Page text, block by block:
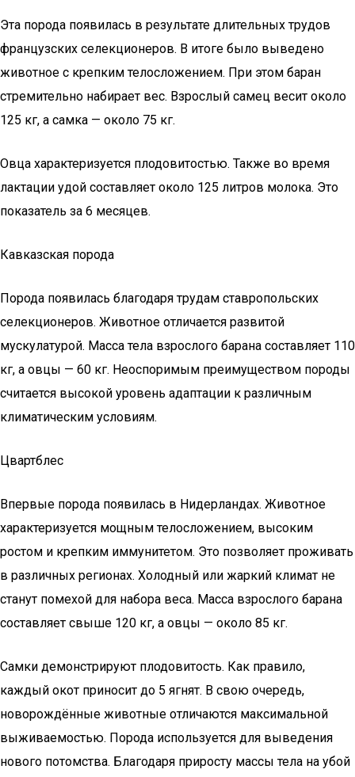
Эта порода появилась в результате длительных трудов
французских селекционеров. В итоге было выведено
животное с крепким телосложением. При этом баран
стремительно набирает вес. Взрослый самец весит около
125 кг, а самка — около 75 кг.
Овца характеризуется плодовитостью. Также во время
лактации удой составляет около 125 литров молока. Это
показатель за 6 месяцев.
Кавказская порода
Порода появилась благодаря трудам ставропольских
селекционеров. Животное отличается развитой
мускулатурой. Масса тела взрослого барана составляет 110
кг, а овцы — 60 кг. Неоспоримым преимуществом породы
считается высокой уровень адаптации к различным
климатическим условиям.
Цвартблес
Впервые порода появилась в Нидерландах. Животное
характеризуется мощным телосложением, высоким
ростом и крепким иммунитетом. Это позволяет проживать
в различных регионах. Холодный или жаркий климат не
станут помехой для набора веса. Масса взрослого барана
составляет свыше 120 кг, а овцы — около 85 кг.
Самки демонстрируют плодовитость. Как правило,
каждый окот приносит до 5 ягнят. В свою очередь,
новорождённые животные отличаются максимальной
выживаемостью. Порода используется для выведения
нового потомства. Благодаря приросту массы тела на убой